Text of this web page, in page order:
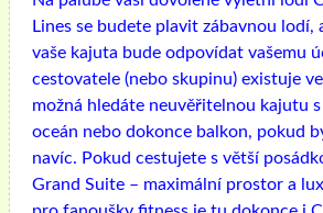
Lines se budete plavit zábavnou lodí,
vaše kajuta bude odpovídat vašemu
cestovatele (nebo skupinu) existuje
možná hledáte neuvěřitelnou kajutu
oceán nebo dokonce balkon, pokud
navíc. Pokud cestujete s větší
Grand Suite – maximální prostor a